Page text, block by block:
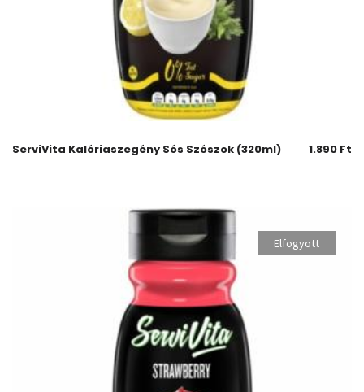
ServiVita Kalóriaszegény Sós Szószok (320ml) 1.890 Ft
Elfogyott